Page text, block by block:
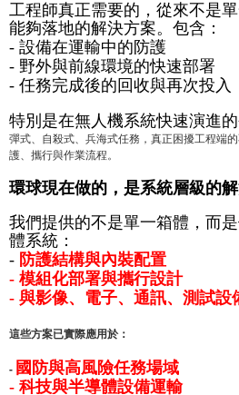
工程師真正需要的，從來不是
能夠落地的解決方案。包含：
- 設備在運輸中的防護
- 野外與前線環境的快速部署
- 任務完成後的回收與再次投入
特別是在無人機系統快速演進的
彈式、自殺式、兵海式任務，真正困擾工程端
護、攜行與作業流程。
環球現在做的，是系統層級的
我們提供的不是單一箱體，而
體系統：
- 防護結構與內裝配置
- 模組化部署與攜行設計
- 與影像、電子、通訊、測試設
這些方案已實際應用於：
- 國防與高風險任務場域
- 科技與半導體設備運輸